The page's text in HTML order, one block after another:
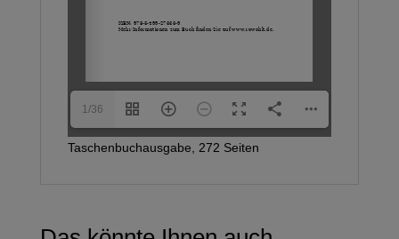
1/36
Taschenbuchausgabe, 272 Seiten